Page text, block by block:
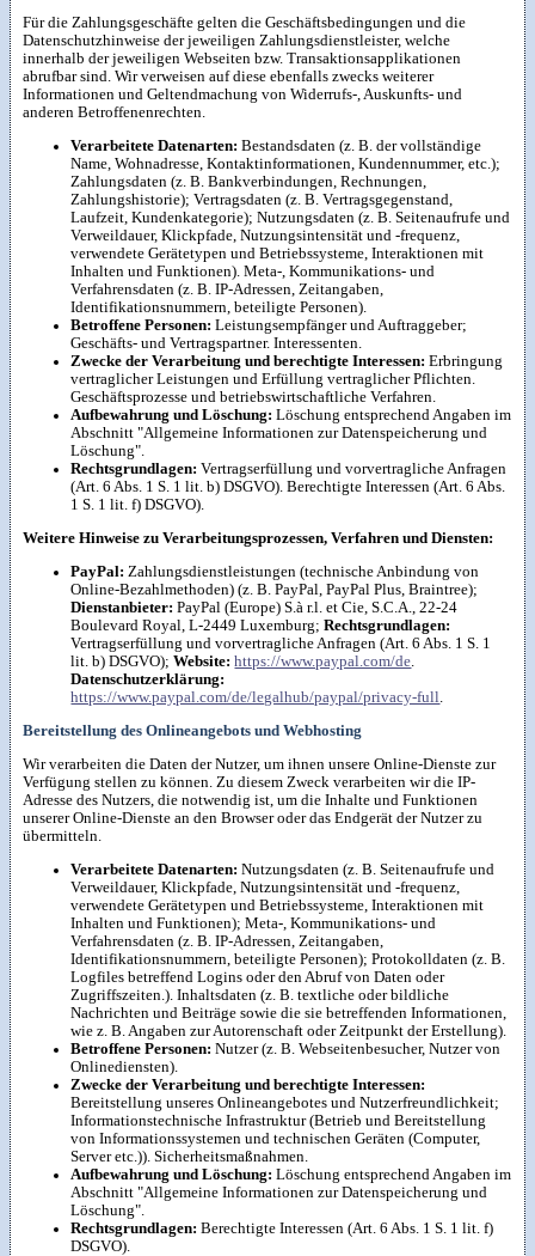
Für die Zahlungsgeschäfte gelten die Geschäftsbedingungen und die
Datenschutzhinweise der jeweiligen Zahlungsdienstleister, welche
innerhalb der jeweiligen Webseiten bzw. Transaktionsapplikationen
abrufbar sind. Wir verweisen auf diese ebenfalls zwecks weiterer
Informationen und Geltendmachung von Widerrufs-, Auskunfts- und
anderen Betroffenenrechten.
Verarbeitete Datenarten: Bestandsdaten (z. B. der vollständige
Name, Wohnadresse, Kontaktinformationen, Kundennummer, etc.);
Zahlungsdaten (z. B. Bankverbindungen, Rechnungen,
Zahlungshistorie); Vertragsdaten (z. B. Vertragsgegenstand,
Laufzeit, Kundenkategorie); Nutzungsdaten (z. B. Seitenaufrufe und
Verweildauer, Klickpfade, Nutzungsintensität und -frequenz,
verwendete Gerätetypen und Betriebssysteme, Interaktionen mit
Inhalten und Funktionen). Meta-, Kommunikations- und
Verfahrensdaten (z. B. IP-Adressen, Zeitangaben,
Identifikationsnummern, beteiligte Personen).
Betroffene Personen: Leistungsempfänger und Auftraggeber;
Geschäfts- und Vertragspartner. Interessenten.
Zwecke der Verarbeitung und berechtigte Interessen: Erbringung
vertraglicher Leistungen und Erfüllung vertraglicher Pflichten.
Geschäftsprozesse und betriebswirtschaftliche Verfahren.
Aufbewahrung und Löschung: Löschung entsprechend Angaben im
Abschnitt "Allgemeine Informationen zur Datenspeicherung und
Löschung".
Rechtsgrundlagen: Vertragserfüllung und vorvertragliche Anfragen
(Art. 6 Abs. 1 S. 1 lit. b) DSGVO). Berechtigte Interessen (Art. 6 Abs.
1 S. 1 lit. f) DSGVO).
Weitere Hinweise zu Verarbeitungsprozessen, Verfahren und Diensten:
PayPal: Zahlungsdienstleistungen (technische Anbindung von
Online-Bezahlmethoden) (z. B. PayPal, PayPal Plus, Braintree);
Dienstanbieter: PayPal (Europe) S.à r.l. et Cie, S.C.A., 22-24
Boulevard Royal, L-2449 Luxemburg;Rechtsgrundlagen:
Vertragserfüllung und vorvertragliche Anfragen (Art. 6 Abs. 1 S. 1
lit. b) DSGVO);Website: https://www.paypal.com/de
Datenschutzerklärung:
https://www.paypal.com/de/legalhub/paypal/privacy-full
Bereitstellung des Onlineangebots und Webhosting
Wir verarbeiten die Daten der Nutzer, um ihnen unsere Online-Dienste zur
Verfügung stellen zu können. Zu diesem Zweck verarbeiten wir die IP-
Adresse des Nutzers, die notwendig ist, um die Inhalte und Funktionen
unserer Online-Dienste an den Browser oder das Endgerät der Nutzer zu
übermitteln.
Verarbeitete Datenarten: Nutzungsdaten (z. B. Seitenaufrufe und
Verweildauer, Klickpfade, Nutzungsintensität und -frequenz,
verwendete Gerätetypen und Betriebssysteme, Interaktionen mit
Inhalten und Funktionen); Meta-, Kommunikations- und
Verfahrensdaten (z. B. IP-Adressen, Zeitangaben,
Identifikationsnummern, beteiligte Personen); Protokolldaten (z. B.
Logfiles betreffend Logins oder den Abruf von Daten oder
Zugriffszeiten.). Inhaltsdaten (z. B. textliche oder bildliche
Nachrichten und Beiträge sowie die sie betreffenden Informationen,
wie z. B. Angaben zur Autorenschaft oder Zeitpunkt der Erstellung).
Betroffene Personen: Nutzer (z. B. Webseitenbesucher, Nutzer von
Onlinediensten).
Zwecke der Verarbeitung und berechtigte Interessen:
Bereitstellung unseres Onlineangebotes und Nutzerfreundlichkeit;
Informationstechnische Infrastruktur (Betrieb und Bereitstellung
von Informationssystemen und technischen Geräten (Computer,
Server etc.)). Sicherheitsmaßnahmen.
Aufbewahrung und Löschung: Löschung entsprechend Angaben im
Abschnitt "Allgemeine Informationen zur Datenspeicherung und
Löschung".
Rechtsgrundlagen: Berechtigte Interessen (Art. 6 Abs. 1 S. 1 lit. f)
DSGVO).